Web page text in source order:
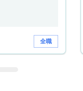
全職